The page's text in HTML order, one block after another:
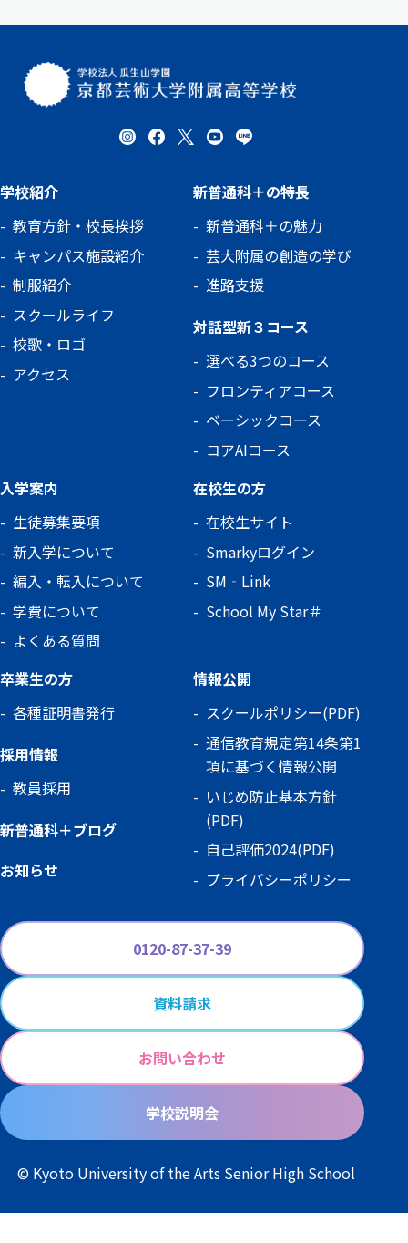
学校紹介
教育方針・校長挨拶
キャンパス施設紹介
制服紹介
スクールライフ
校歌・ロゴ
アクセス
新普通科＋の特長
新普通科＋の魅力
芸大附属の創造の学び
進路支援
対話型新３コース
選べる3つのコース
フロンティアコース
ベーシックコース
コアAIコース
入学案内
生徒募集要項
新入学について
編入・転入について
学費について
よくある質問
在校生の方
在校生サイト
Smarkyログイン
SM‐Link
School My Star＃
卒業生の方
各種証明書発行
採用情報
教員採用
新普通科＋ブログ
お知らせ
情報公開
スクールポリシー(PDF)
通信教育規定第14条第1
項に基づく情報公開
いじめ防止基本方針
(PDF)
自己評価2024(PDF)
プライバシーポリシー
0120-87-37-39
資料請求
お問い合わせ
学校説明会
© Kyoto University of the Arts Senior High School